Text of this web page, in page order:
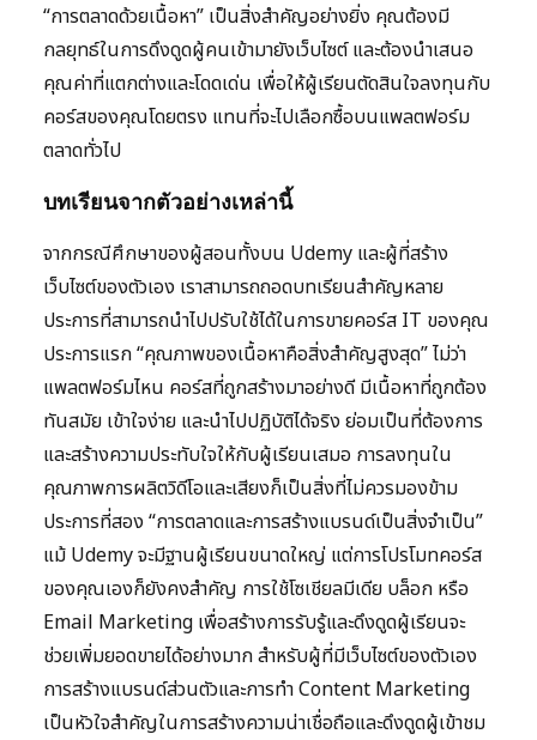
“การตลาดด้วยเนื้อหา” เป็นสิ่งสำคัญอย่างยิ่ง คุณต้องมี
กลยุทธ์ในการดึงดูดผู้คนเข้ามายังเว็บไซต์ และต้องนำเสนอ
คุณค่าที่แตกต่างและโดดเด่น เพื่อให้ผู้เรียนตัดสินใจลงทุนกับ
คอร์สของคุณโดยตรง แทนที่จะไปเลือกซื้อบนแพลตฟอร์ม
ตลาดทั่วไป
บทเรียนจากตัวอย่างเหล่านี้
จากกรณีศึกษาของผู้สอนทั้งบน Udemy และผู้ที่สร้าง
เว็บไซต์ของตัวเอง เราสามารถถอดบทเรียนสำคัญหลาย
ประการที่สามารถนำไปปรับใช้ได้ในการขายคอร์ส IT ของคุณ
ประการแรก “คุณภาพของเนื้อหาคือสิ่งสำคัญสูงสุด” ไม่ว่า
แพลตฟอร์มไหน คอร์สที่ถูกสร้างมาอย่างดี มีเนื้อหาที่ถูกต้อง
ทันสมัย เข้าใจง่าย และนำไปปฏิบัติได้จริง ย่อมเป็นที่ต้องการ
และสร้างความประทับใจให้กับผู้เรียนเสมอ การลงทุนใน
คุณภาพการผลิตวิดีโอและเสียงก็เป็นสิ่งที่ไม่ควรมองข้าม
ประการที่สอง “การตลาดและการสร้างแบรนด์เป็นสิ่งจำเป็น”
แม้ Udemy จะมีฐานผู้เรียนขนาดใหญ่ แต่การโปรโมทคอร์ส
ของคุณเองก็ยังคงสำคัญ การใช้โซเชียลมีเดีย บล็อก หรือ
Email Marketing เพื่อสร้างการรับรู้และดึงดูดผู้เรียนจะ
ช่วยเพิ่มยอดขายได้อย่างมาก สำหรับผู้ที่มีเว็บไซต์ของตัวเอง
การสร้างแบรนด์ส่วนตัวและการทำ Content Marketing
เป็นหัวใจสำคัญในการสร้างความน่าเชื่อถือและดึงดูดผู้เข้าชม